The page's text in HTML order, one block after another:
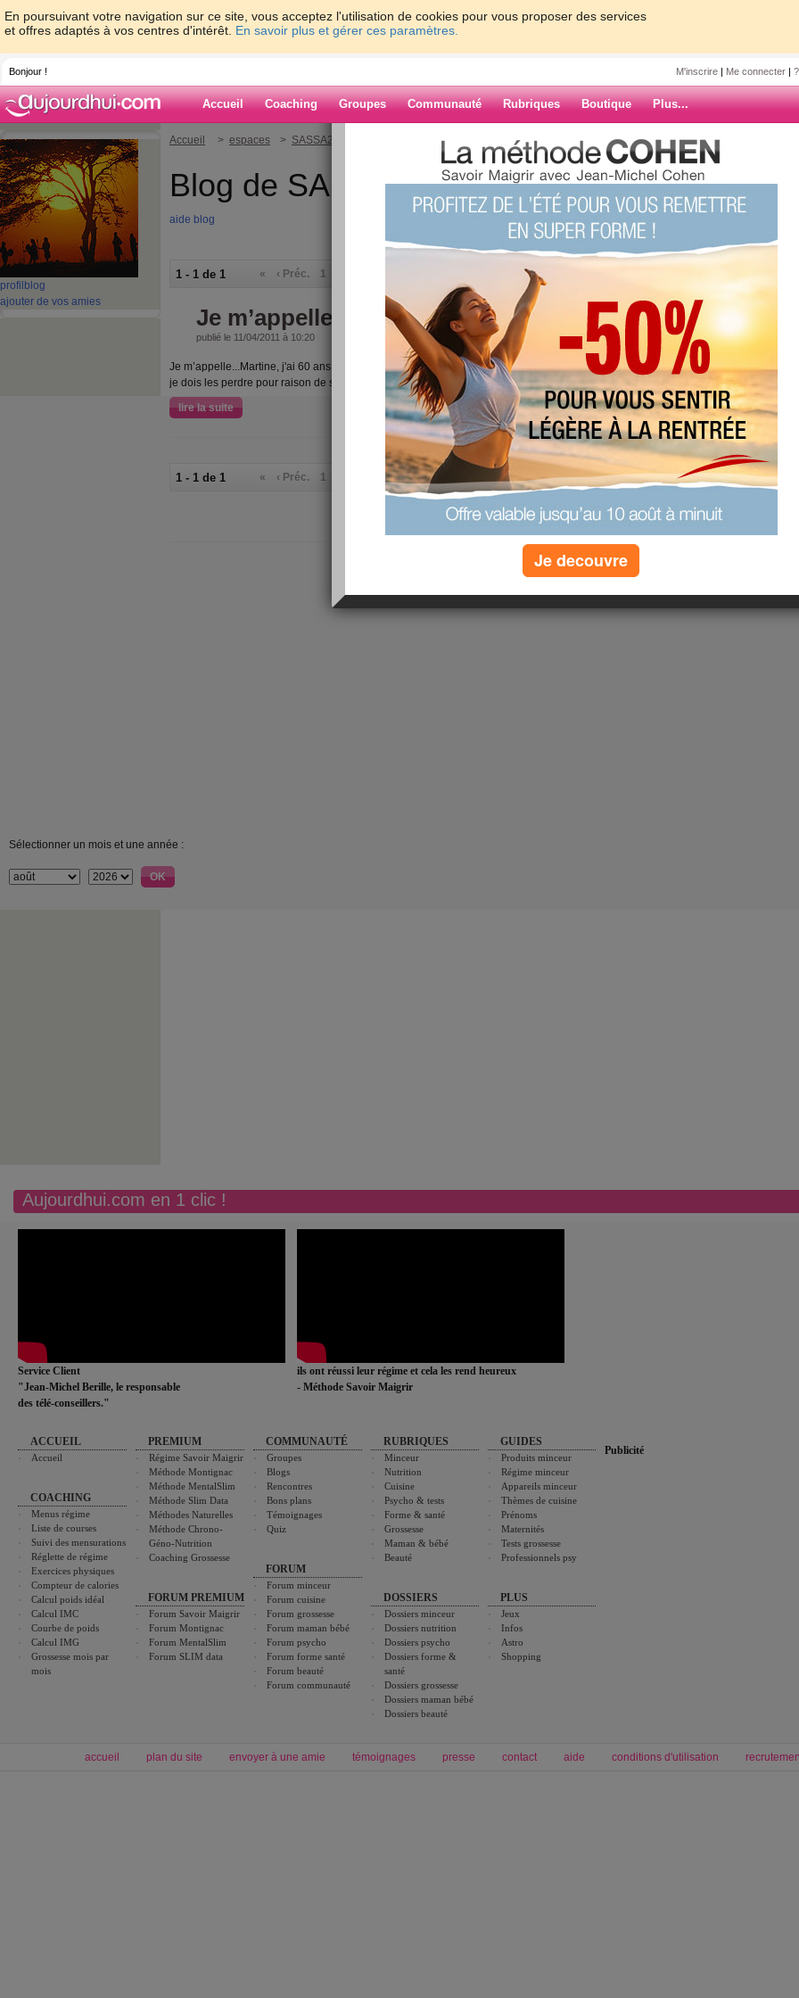
En poursuivant votre navigation sur ce site, vous acceptez l'utilisation de cookies pour vous proposer des services
et offres adaptés à vos centres d'intérêt. En savoir plus et gérer ces paramètres.
Bonjour ! M'inscrire | Me connecter |
Accueil Coaching Groupes Communauté Rubriques Boutique Plus...
profil blog
ajouter de vos amies
Accueil > espaces > SASSA23
Blog de SASSA23
aide blog
1 - 1 de 1 « ‹ Préc. 1
Je m’appelle Martine
publié le 11/04/2011 à 10:20
Je m’appelle...Martine, j'ai 60 ans, je ne travaille plus, j'ai quelques kilos en trop et
je dois les perdre pour raison de santé et mon bien être.
lire la suite
(6) commentaires
1 - 1 de 1 « ‹ Préc. 1 »
ARCHIVES
Sélectionner un mois et une année :
Aujourdhui.com en 1 clic !
Service Client
"Jean-Michel Berille, le responsable
des télé-conseillers."
ils ont réussi leur régime et cela les rend heureux
- Méthode Savoir Maigrir
ACCUEIL
Accueil
COACHING
Menus régime
Liste de courses
Suivi des mensurations
Réglette de régime
Exercices physiques
Compteur de calories
Calcul poids idéal
Calcul IMC
Courbe de poids
Calcul IMG
Grossesse mois par
mois
PREMIUM
Régime Savoir Maigrir
Méthode Montignac
Méthode MentalSlim
Méthode Slim Data
Méthodes Naturelles
Méthode Chrono-
Géno-Nutrition
Coaching Grossesse
FORUM PREMIUM
Forum Savoir Maigrir
Forum Montignac
Forum MentalSlim
Forum SLIM data
COMMUNAUTÉ
Groupes
Blogs
Rencontres
Bons plans
Témoignages
Quiz
FORUM
Forum minceur
Forum cuisine
Forum grossesse
Forum maman bébé
Forum psycho
Forum forme santé
Forum beauté
Forum communauté
RUBRIQUES
Minceur
Nutrition
Cuisine
Psycho & tests
Forme & santé
Grossesse
Maman & bébé
Beauté
DOSSIERS
Dossiers minceur
Dossiers nutrition
Dossiers psycho
Dossiers forme &
santé
Dossiers grossesse
Dossiers maman bébé
Dossiers beauté
GUIDES
Produits minceur
Régime minceur
Appareils minceur
Thèmes de cuisine
Prénoms
Maternités
Tests grossesse
Professionnels psy
PLUS
Jeux
Infos
Astro
Shopping
Publicité
accueil plan du site envoyer à une amie témoignages presse contact aide conditions d'utilisation
Je decouvre